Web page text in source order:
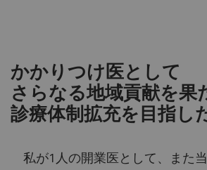
かかりつけ医として
さらなる地域貢献を果
診療体制拡充を目指し
私が1人の開業医として、また